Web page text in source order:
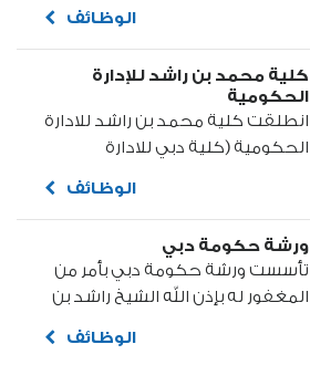
في إمارة دبي وتكوين بيئة رياضية
...
الوظائف
كلية محمد بن راشد للإدارة
الحكومية
انطلقت كلية محمد بن راشد للادارة
الحكومية (كلية دبي للادارة
كريمة من صاحب السمو الشيخ
الوظائف
ورشة حكومة دبي
تأسست ورشة حكومة دبي بأمر من
المغفور له بإذن الله الشيخ راشد بن
الممتلكات الحكومية وصيانتها.
الوظائف